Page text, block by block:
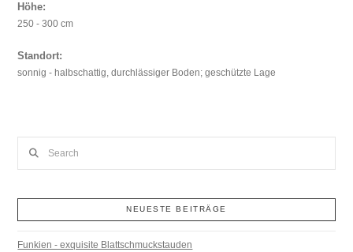
Höhe:
250 - 300 cm
Standort:
sonnig - halbschattig, durchlässiger Boden; geschützte Lage
NEUESTE BEITRÄGE
Funkien - exquisite Blattschmuckstauden